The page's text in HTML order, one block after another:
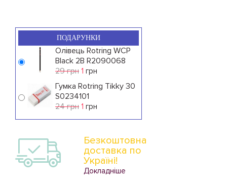
ПОДАРУНКИ
Олівець Rotring WCP
Black 2B R2090068
29 грн 1 грн
Гумка Rotring Tikky 30
S0234101
24 грн 1 грн
Безкоштовна
доставка по
Україні!
Докладніше